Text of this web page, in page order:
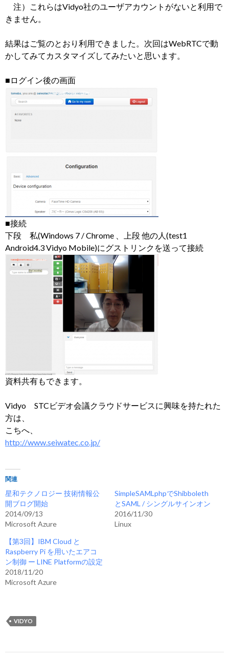
注）これらはVidyo社のユーザアカウントがないと利用で
きません。
結果はご覧のとおり利用できました。次回はWebRTCで動
かしてみてカスタマイズしてみたいと思います。
■ログイン後の画面
■接続
下段 私(Windows 7 / Chrome 、上段 他の人(test1
Android4.3 Vidyo Mobile)にグストリンクを送って接続
資料共有もできます。
Vidyo STCビデオ会議クラウドサービスに興味を持たれた
方は、
こちへ、
http://www.seiwatec.co.jp/
関連
星和テクノロジー 技術情報公
開ブログ開始
2014/09/13
Microsoft Azure
SimpleSAMLphpでShibboleth
とSAML / シングルサインオン
2016/11/30
Linux
【第3回】IBM Cloud と
Raspberry Pi を用いたエアコ
ン制御 ー LINE Platformの設定
2018/11/20
Microsoft Azure
VIDYO